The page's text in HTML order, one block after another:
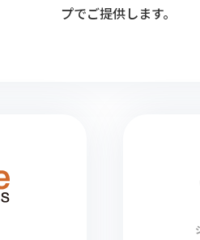
プでご提供します。